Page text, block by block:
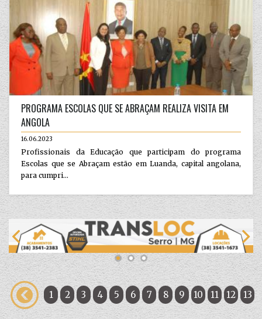
PROGRAMA ESCOLAS QUE SE ABRAÇAM REALIZA VISITA EM
ANGOLA
16.06.2023
Profissionais da Educação que participam do programa
Escolas que se Abraçam estão em Luanda, capital angolana,
para cumpri...
1 2 3 4 5 6 7 8 9 10 11 12 13